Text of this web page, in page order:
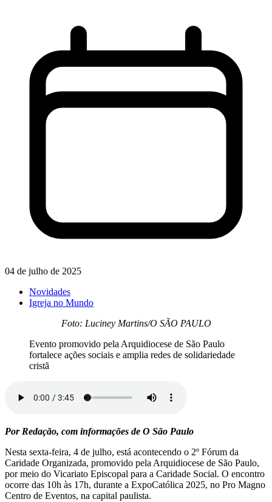
04 de julho de 2025
Novidades
Igreja no Mundo
Foto: Luciney Martins/O SÃO PAULO
Evento promovido pela Arquidiocese de São Paulo
fortalece ações sociais e amplia redes de solidariedade
cristã
Por Redação, com informações de O São Paulo
Nesta sexta-feira, 4 de julho, está acontecendo o 2º Fórum da
Caridade Organizada, promovido pela Arquidiocese de São Paulo,
por meio do Vicariato Episcopal para a Caridade Social. O encontro
ocorre das 10h às 17h, durante a ExpoCatólica 2025, no Pro Magno
Centro de Eventos, na capital paulista.